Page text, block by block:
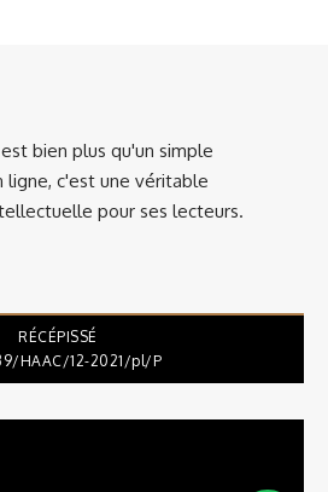
bien plus qu'un simple
ligne, c'est une véritable
pour ses lecteurs.
RÉCÉPISSÉ
HAAC/12-2021/pl/P